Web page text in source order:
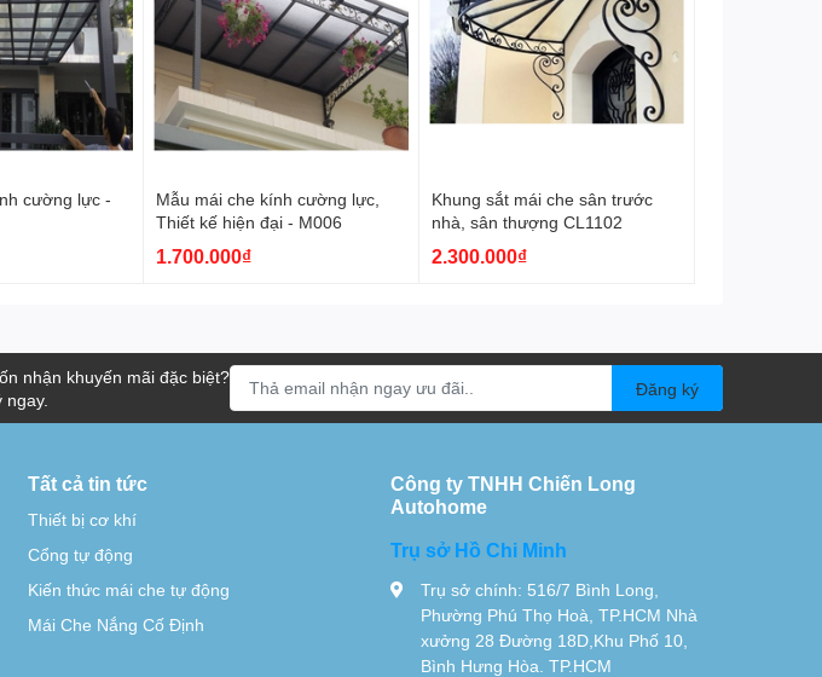
cường lực -
Mẫu mái che kính cường lực,
Thiết kế hiện đại - M006
1.700.000₫
Khung sắt mái che sân trước
nhà, sân thượng CL1102
2.300.000₫
nhận khuyến mãi đặc biệt?
Đăng ký
Tất cả tin tức
Thiết bị cơ khí
Cổng tự động
Kiến thức mái che tự động
Mái Che Nắng Cố Định
Công ty TNHH Chiến Long
Autohome
Trụ sở Hồ Chi Minh
Trụ sở chính: 516/7 Bình Long,
Phường Phú Thọ Hoà, TP.HCM Nhà
xưởng 28 Đường 18D,Khu Phố 10,
Bình Hưng Hòa. TP.HCM